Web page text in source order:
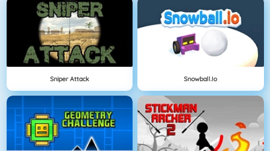
Sniper Attack Snowball.io